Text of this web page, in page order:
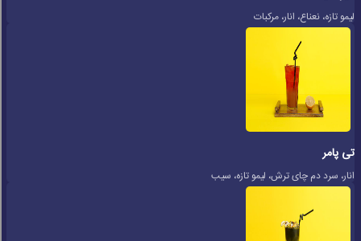
لیمو تازه، نعناع، انار، مرکبات
تی پامر
انار، سرد دم چای ترش، لیمو تازه، سیب